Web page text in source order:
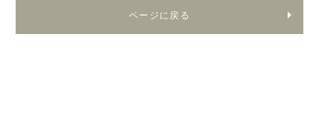
ページに戻る